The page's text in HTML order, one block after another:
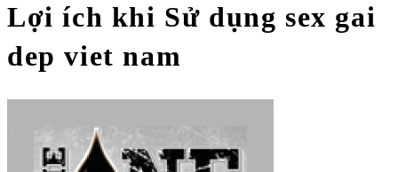
Lợi ích khi Sử dụng sex gai
dep viet nam